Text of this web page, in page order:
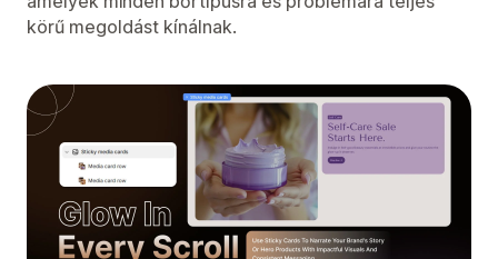
körű megoldást kínálnak.